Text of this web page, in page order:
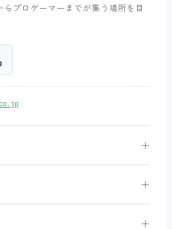
プロゲーマーまでが集う場所を目
＋
＋
＋